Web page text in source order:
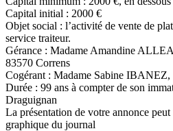
Capital initial : 2000 €
Objet social : l’activité de vente de
service traiteur.
Gérance : Madame Amandine
83570 Correns
Cogérant : Madame Sabine
Durée : 99 ans à compter de son
Draguignan
La présentation de votre annonce
graphique du journal